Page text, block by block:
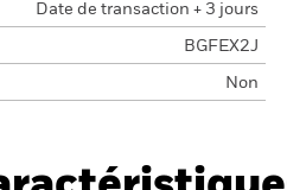
Date de transaction + 3 jours
BGFEX2J
Non